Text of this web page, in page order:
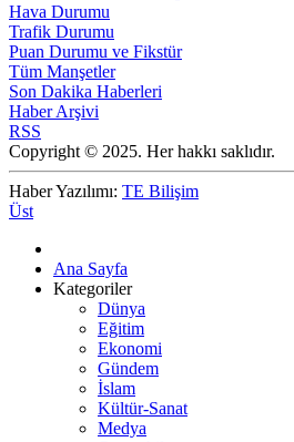
Hava Durumu
Trafik Durumu
Puan Durumu ve Fikstür
Tüm Manşetler
Son Dakika Haberleri
Haber Arşivi
RSS
Copyright © 2025. Her hakkı saklıdır.
Haber Yazılımı: TE Bilişim
Üst
Ana Sayfa
Kategoriler
Dünya
Eğitim
Ekonomi
Gündem
İslam
Kültür-Sanat
Medya